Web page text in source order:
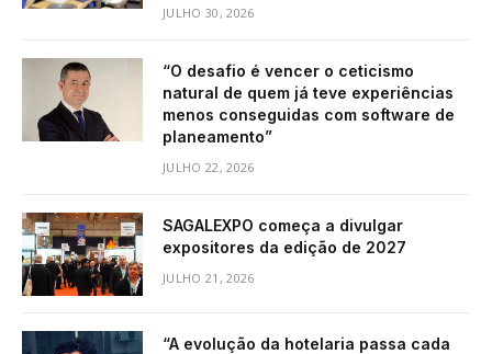
JULHO 30, 2026
“O desafio é vencer o ceticismo
natural de quem já teve experiências
menos conseguidas com software de
planeamento”
JULHO 22, 2026
SAGALEXPO começa a divulgar
expositores da edição de 2027
JULHO 21, 2026
“A evolução da hotelaria passa cada